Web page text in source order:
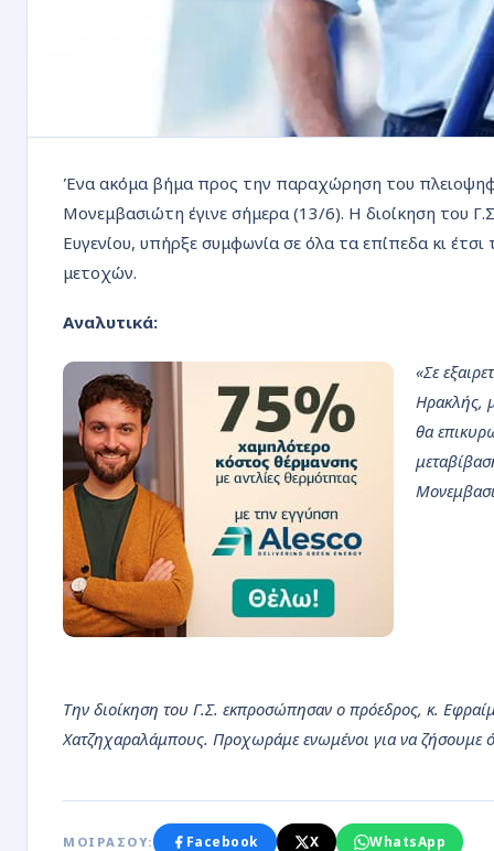
Ένα ακόμα βήμα προς την παραχώρηση του
Μονεμβασιώτη έγινε σήμερα (13/6). Η διοίκηση του
Ευγενίου, υπήρξε συμφωνία σε όλα τα επίπεδα κι
μετοχών.
Αναλυτικά:
«Σε
Ηρακλής,
θα
Την διοίκηση του Γ.Σ. εκπροσώπησαν ο πρόεδρος, κ.
Χατζηχαραλάμπους. Προχωράμε ενωμένοι για να ζήσουμε
ΜΟΙΡΑΣΟΥ: Facebook X WhatsApp